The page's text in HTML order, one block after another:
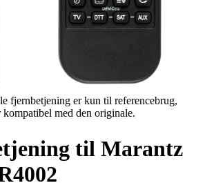
fjernbetjening er kun til referencebrug,
med den originale.
til Marantz